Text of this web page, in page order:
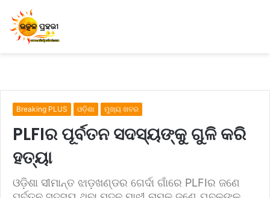
Breaking PLUS ଓଡ଼ିଶା ମୁଖ୍ୟ ଖବର
PLFIର ପୂର୍ବତନ ସଦସ୍ୟଙ୍କୁ ଗୁଳି କରି
ହତ୍ୟା
ଓଡ଼ିଶା ସୀମାନ୍ତ ଝାଡ଼ଖଣ୍ଡର ଗେର୍ଦା ଗାଁରେ PLFIର ଜଣେ